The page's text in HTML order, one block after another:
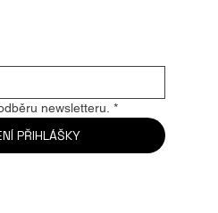
newsletteru. *
PŘIHLÁŠKY